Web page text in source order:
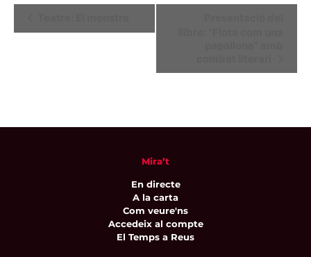
d'Esdeveniment
Mira’t
En directe
A la carta
Com veure'ns
Accedeix al compte
El Temps a Reus